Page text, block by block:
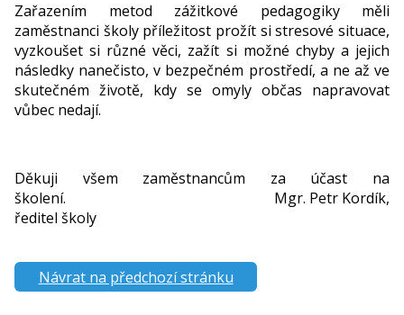
Zařazením metod zážitkové pedagogiky měli
zaměstnanci školy příležitost prožít si stresové situace,
vyzkoušet si různé věci, zažít si možné chyby a jejich
následky nanečisto, v bezpečném prostředí, a ne až ve
skutečném životě, kdy se omyly občas napravovat
vůbec nedají.
Děkuji všem zaměstnancům za účast na
školení.
Mgr. Petr Kordík,
ředitel školy
Návrat na předchozí stránku